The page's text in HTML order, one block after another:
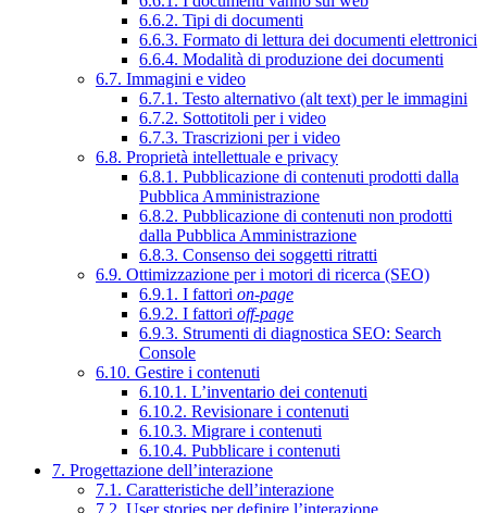
6.6.2. Tipi di documenti
6.6.3. Formato di lettura dei documenti elettronici
6.6.4. Modalità di produzione dei documenti
6.7. Immagini e video
6.7.1. Testo alternativo (alt text) per le immagini
6.7.2. Sottotitoli per i video
6.7.3. Trascrizioni per i video
6.8. Proprietà intellettuale e privacy
6.8.1. Pubblicazione di contenuti prodotti dalla
Pubblica Amministrazione
6.8.2. Pubblicazione di contenuti non prodotti
dalla Pubblica Amministrazione
6.8.3. Consenso dei soggetti ritratti
6.9. Ottimizzazione per i motori di ricerca (SEO)
6.9.1. I fattori on-page
6.9.2. I fattori off-page
6.9.3. Strumenti di diagnostica SEO: Search
Console
6.10. Gestire i contenuti
6.10.1. L’inventario dei contenuti
6.10.2. Revisionare i contenuti
6.10.3. Migrare i contenuti
6.10.4. Pubblicare i contenuti
7. Progettazione dell’interazione
7.1. Caratteristiche dell’interazione
7.2. User stories per definire l’interazione